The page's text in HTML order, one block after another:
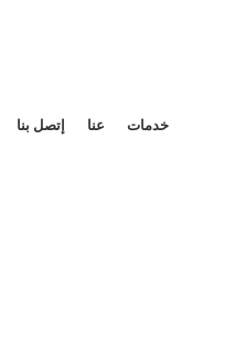
خدمات عنا إتصل بنا